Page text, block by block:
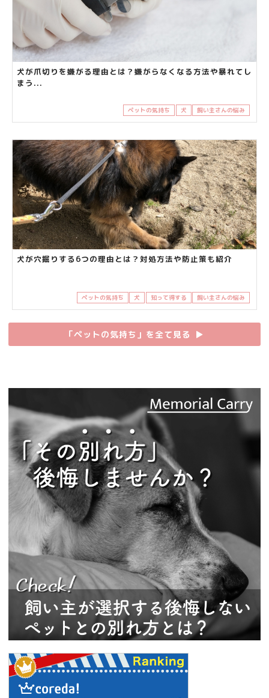
犬が爪切りを嫌がる理由とは？嫌がらなくなる方法や暴れてし
まう...
ペットの気持ち 犬 飼い主さんの悩み
犬が穴掘りする6つの理由とは？対処方法や防止策も紹介
ペットの気持ち 犬 知って得する 飼い主さんの悩み
「ペットの気持ち」を全て見る ▶︎